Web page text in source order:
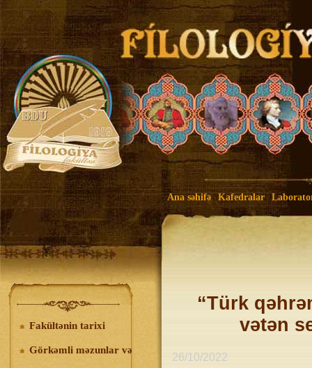
Ana səhifə Kafedralar
Fakültənin tarixi
Görkəmli məzunlar və
“Türk
vətən
26/10/2022